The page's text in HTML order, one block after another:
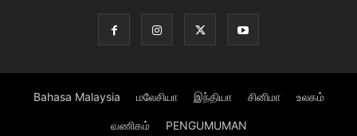
Bahasa Malaysia மலேசியா இந்தியா சினிமா உலகம்
வணிகம் PENGUMUMAN